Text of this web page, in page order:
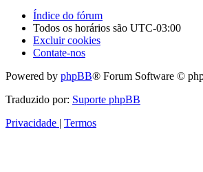
Índice do fórum
Todos os horários são UTC-03:00
Excluir cookies
Contate-nos
Powered by phpBB® Forum Software ©
Traduzido por: Suporte phpBB
Privacidade | Termos